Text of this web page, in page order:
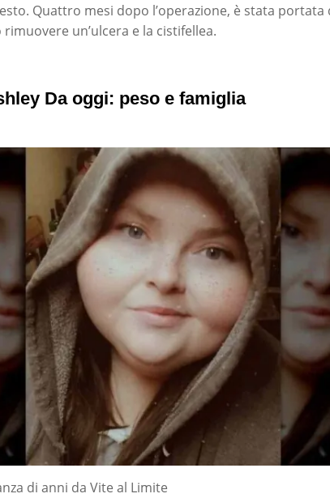
Quattro mesi dopo l’operazione, è stata portata
un’ulcera e la cistifellea.
Da oggi: peso e famiglia
di anni da Vite al Limite